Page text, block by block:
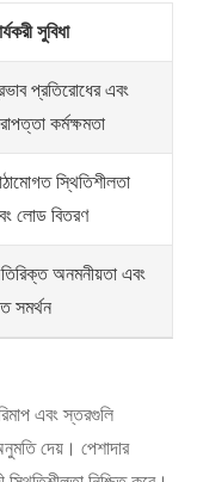
সুবিধা
প্রতিরোধের এবং
কর্মক্ষমতা
স্থিতিশীলতা
লোড বিতরণ
অনমনীয়তা এবং
সমর্থন
এবং স্তরগুলি
দেয়। পেশাদার